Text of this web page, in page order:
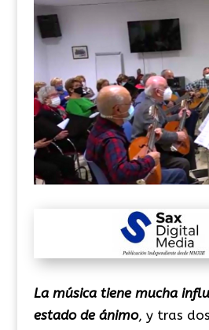
La música tiene mucha
estado de ánimo, y tras